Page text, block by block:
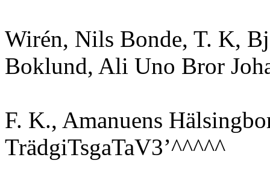
Wirén, Nils Bonde, T. K,
Boklund, Ali Uno Bror
F. K., Amanuens
TrädgiTsgaTaV3’^^^^^